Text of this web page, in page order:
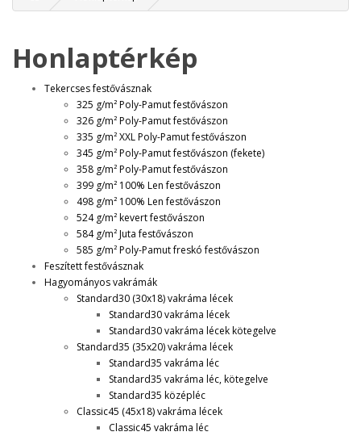
Honlaptérkép
Tekercses festővásznak
325 g/m² Poly-Pamut festővászon
326 g/m² Poly-Pamut festővászon
335 g/m² XXL Poly-Pamut festővászon
345 g/m² Poly-Pamut festővászon (fekete)
358 g/m² Poly-Pamut festővászon
399 g/m² 100% Len festővászon
498 g/m² 100% Len festővászon
524 g/m² kevert festővászon
584 g/m² Juta festővászon
585 g/m² Poly-Pamut freskó festővászon
Feszített festővásznak
Hagyományos vakrámák
Standard30 (30x18) vakráma lécek
Standard30 vakráma lécek
Standard30 vakráma lécek kötegelve
Standard35 (35x20) vakráma lécek
Standard35 vakráma léc
Standard35 vakráma léc, kötegelve
Standard35 középléc
Classic45 (45x18) vakráma lécek
Classic45 vakráma léc